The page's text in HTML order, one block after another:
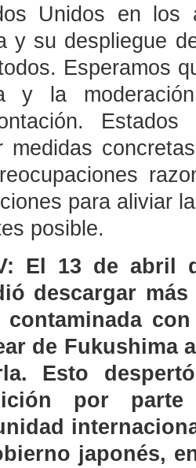
Unidos en los
y su despliegue
Esperamos
y la
medidas
para aliviar
posible.
El 13 de abril
descargar
contaminada
de Fukushima
Esto
por
japonés,